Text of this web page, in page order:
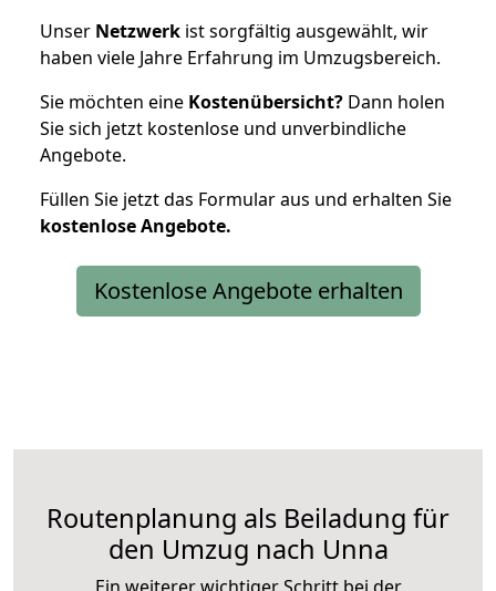
Unser Netzwerk ist sorgfältig ausgewählt, wir
haben viele Jahre Erfahrung im Umzugsbereich.
Sie möchten eine Kostenübersicht? Dann holen
Sie sich jetzt kostenlose und unverbindliche
Angebote.
Füllen Sie jetzt das Formular aus und erhalten Sie
kostenloseAngebote.
Kostenlose Angebote erhalten
Routenplanung als Beiladung für
den Umzug nach Unna